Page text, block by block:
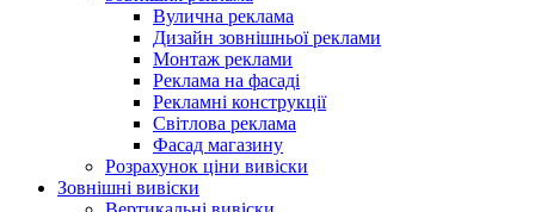
Вулична реклама
Дизайн зовнішньої реклами
Монтаж реклами
Реклама на фасаді
Рекламні конструкції
Світлова реклама
Фасад магазину
Розрахунок ціни вивіски
Зовнішні вивіски